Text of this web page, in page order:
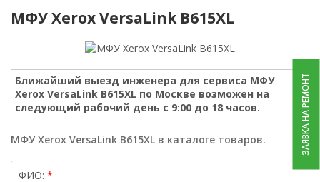
МФУ Xerox VersaLink B615XL
Ближайший выезд инженера для сервиса МФУ
Xerox VersaLink B615XL по Москве возможен на
следующий рабочий день с 9:00 до 18 часов.
МФУ Xerox VersaLink B615XL в каталоге товаров.
ФИО:
ЗАЯВКА НА РЕМОНТ